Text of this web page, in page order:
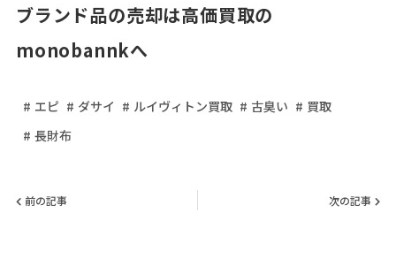
ブランド品の売却は高価買取の
monobannkへ
エピ ダサイ ルイヴィトン買取 古臭い
買取
長財布
前の記事 次の記事